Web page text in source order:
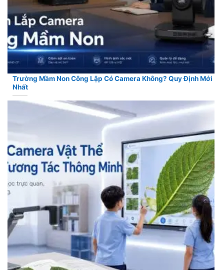
Trường Mầm Non Công Lập Có Camera Không? Quy Định Mới
Nhất